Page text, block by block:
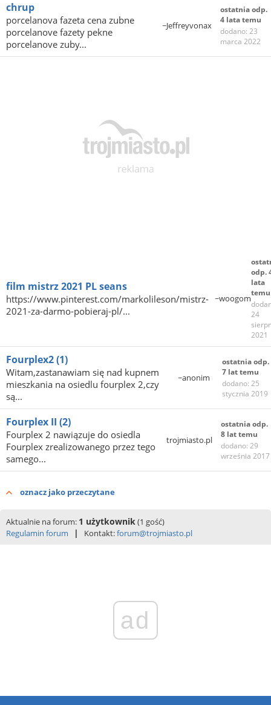
chrup
porcelanova fazeta cena zubne
porcelanove fazety pekne
porcelanove zuby...
~Jeffreyvonax
ostatnia odp.
4 lata temu
dodano: 23
marca 2022
film mistrz 2021 PL seans
https://www.pinterest.com/markolileson/mistrz-
2021-za-darmo-pobieraj-pl/...
~woogom
odp.
lata
temu
24
2021
Fourplex2(1)
Witam,zastanawiam się nad kupnem
mieszkania na osiedlu fourplex 2,czy
są...
~anonim
ostatnia odp.
7 lat temu
dodano: 25
stycznia 2019
Fourplex II (2)
Fourplex 2 nawiązuje do osiedla
Fourplex zrealizowanego przez tego
samego...
trojmiasto.pl
ostatnia odp.
8 lat temu
dodano: 29
września 2017
oznacz jako przeczytane
Aktualnie na forum: 1 użytkownik(1 gość)
Regulamin forum
| Kontakt:forum@trojmiasto.pl
ad